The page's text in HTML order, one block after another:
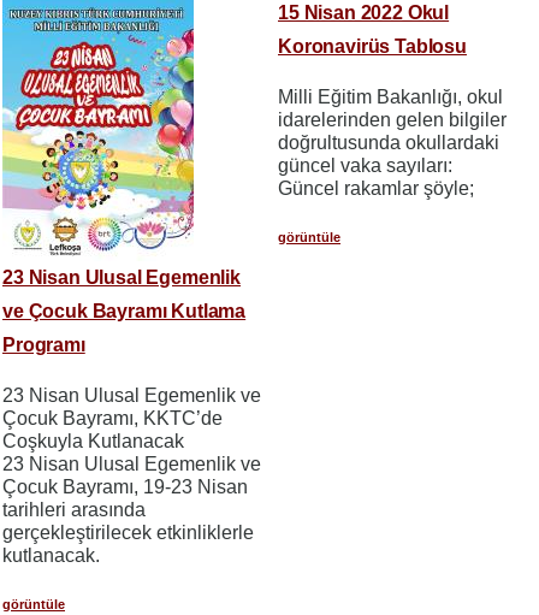
23 Nisan Ulusal Egemenlik
ve Çocuk Bayramı Kutlama
Programı
23 Nisan Ulusal Egemenlik ve
Çocuk Bayramı, KKTC’de
Coşkuyla Kutlanacak
23 Nisan Ulusal Egemenlik ve
Çocuk Bayramı, 19-23 Nisan
tarihleri arasında
gerçekleştirilecek etkinliklerle
kutlanacak.
görüntüle
15 Nisan 2022 Okul
Koronavirüs Tablosu
Milli Eğitim Bakanlığı, okul
idarelerinden gelen bilgiler
doğrultusunda okullardaki
güncel vaka sayıları:
Güncel rakamlar şöyle;
görüntüle